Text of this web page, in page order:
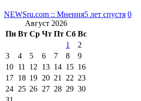
NEWSru.com :: Мнения5 лет спустя 0
Август 2026
Пн Вт Ср Чт Пт Сб Вс
1
2
3
4 5 6 7 8
9
10 11 12 13 14 15 16
17 18 19 20 21 22 23
24 25 26 27 28 29 30